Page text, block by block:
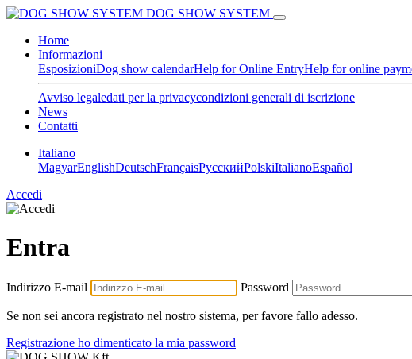
DOG SHOW SYSTEM
Home
Informazioni
EsposizioniDog show calendarHelp for Online EntryHelp for online
Avviso legaledati per la privacycondizioni generali di iscrizione
News
Contatti
Italiano
MagyarEnglishDeutschFrançaisPусскийPolskiItalianoEspañol
Accedi
Entra
Indirizzo E-mail Password
Se non sei ancora registrato nel nostro sistema, per favore fallo adesso.
Registrazione ho dimenticato la mia password